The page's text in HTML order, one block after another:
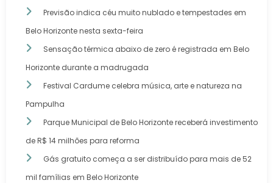
Previsão indica céu muito nublado e tempestades em
Belo Horizonte nesta sexta-feira
Sensação térmica abaixo de zero é registrada em Belo
Horizonte durante a madrugada
Festival Cardume celebra música, arte e natureza na
Pampulha
Parque Municipal de Belo Horizonte receberá investimento
de R$ 14 milhões para reforma
Gás gratuito começa a ser distribuído para mais de 52
mil famílias em Belo Horizonte